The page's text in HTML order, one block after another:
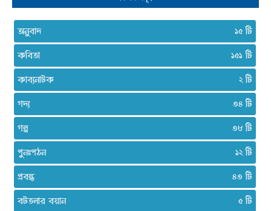
অনুবাদ
১৫
কবিতা
১৫১
কাব্যনাটক
২
গদ্য
৩৪
গল্প
৩৮
পুনঃপঠন
১২
প্রবন্ধ
৪৩
বটতলার বয়ান
৫